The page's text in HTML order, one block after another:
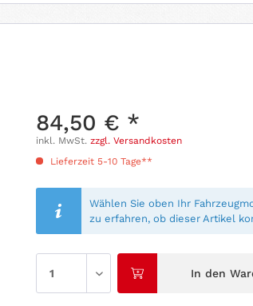
84,50 € *
inkl. MwSt. zzgl. Versandkosten
Lieferzeit 5-10 Tage**
Wählen Sie oben Ihr
zu erfahren, ob dieser Artikel
In den